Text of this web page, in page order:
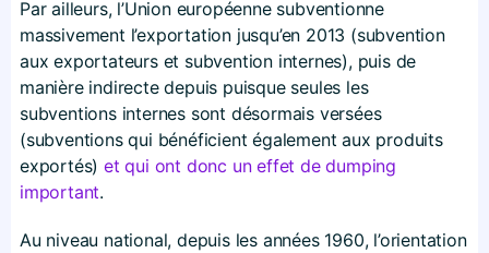
Par ailleurs, l’Union européenne subventionne
massivement l’exportation jusqu’en 2013 (subvention
aux exportateurs et subvention internes), puis de
manière indirecte depuis puisque seules les
subventions internes sont désormais versées
(subventions qui bénéficient également aux produits
exportés)et qui ont donc un effet de dumping
important.
Au niveau national, depuis les années 1960, l’orientation